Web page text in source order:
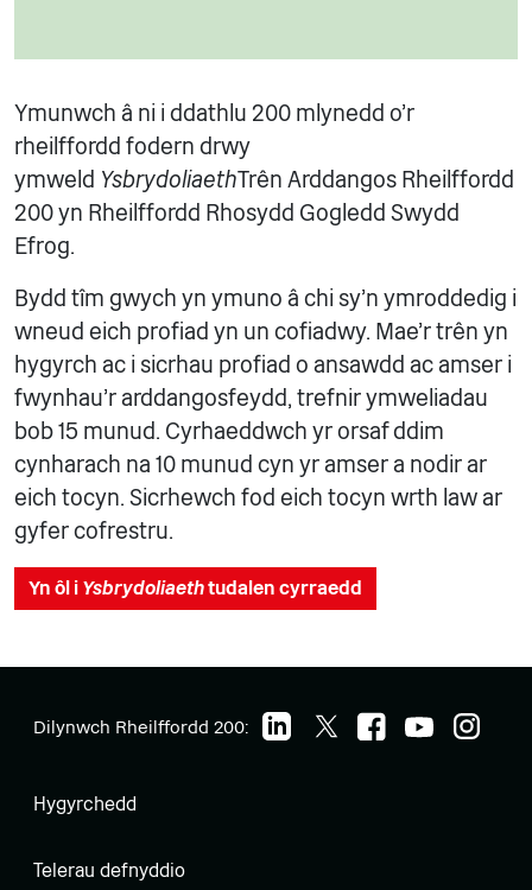
Ymunwch â ni i ddathlu 200 mlynedd o'r
rheilffordd fodern drwy
ymweld YsbrydoliaethTrên Arddangos Rheilffordd
200 yn Rheilffordd Rhosydd Gogledd Swydd
Efrog.
Bydd tîm gwych yn ymuno â chi sy'n ymroddedig i
wneud eich profiad yn un cofiadwy. Mae'r trên yn
hygyrch ac i sicrhau profiad o ansawdd ac amser i
fwynhau'r arddangosfeydd, trefnir ymweliadau
bob 15 munud. Cyrhaeddwch yr orsaf ddim
cynharach na 10 munud cyn yr amser a nodir ar
eich tocyn. Sicrhewch fod eich tocyn wrth law ar
gyfer cofrestru.
Yn ôl i Ysbrydoliaethtudalen cyrraedd
Dilynwch Rheilffordd 200:
Hygyrchedd
Telerau defnyddio